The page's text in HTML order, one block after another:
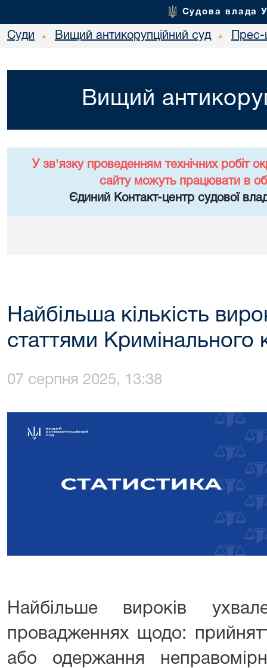
Судова влада
Суди • Вищий антикорупційний суд •
Вищий
У зв'язку проведенням технічних робіт
сайту можуть працювати в
Єдиний Контакт-центр судової
Найбільша кількість
статтями Кримінального
07 серпня 2025, 13:38
Найбільше вироків
провадженнях щодо:
або одержання